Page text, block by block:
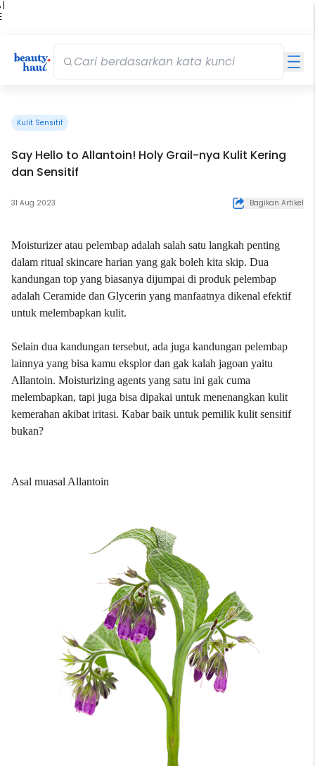
|
Kulit Sensitif
Say Hello to Allantoin! Holy Grail-nya Kulit Kering
dan Sensitif
31 Aug 2023 Bagikan Artikel
Moisturizeratau pelembap adalah salah satu langkah penting
dalam ritual skincare harian yang gak boleh kita skip. Dua
kandungan top yang biasanya dijumpai di produk pelembap
adalah Ceramide dan Glycerin yang manfaatnya dikenal efektif
untuk melembapkan kulit.
Selain dua kandungan tersebut, ada juga kandungan pelembap
lainnya yang bisa kamu eksplor dan gak kalah jagoan yaitu
Allantoin. Moisturizing agents yang satu ini gak cuma
melembapkan, tapi juga bisa dipakai untuk menenangkan kulit
kemerahan akibat iritasi. Kabar baik untuk pemilik kulit sensitif
bukan?
Asal muasal Allantoin